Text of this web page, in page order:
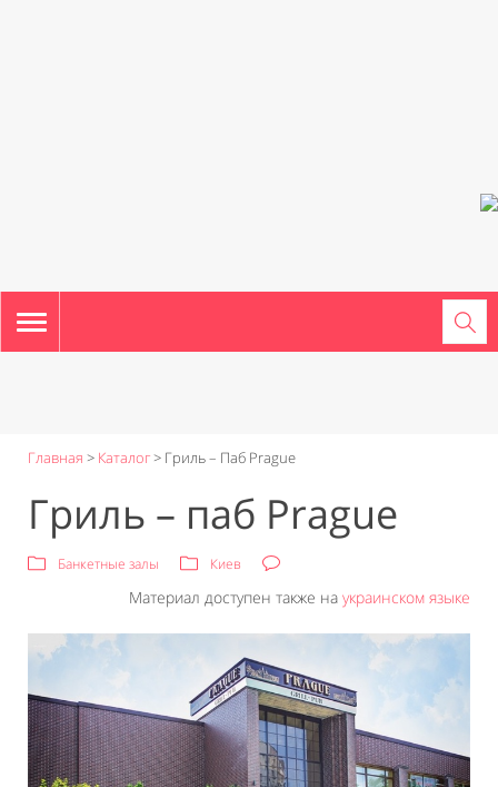
TOGGLE
NAVIGATION
Главная > Каталог> Гриль – Паб Prague
Гриль – паб Prague
Банкетные залы Киев
Материал доступен также на украинском языке